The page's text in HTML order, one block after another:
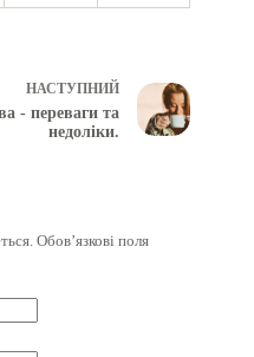
НАСТУПНИЙ
- переваги та
недоліки.
Обов’язкові поля